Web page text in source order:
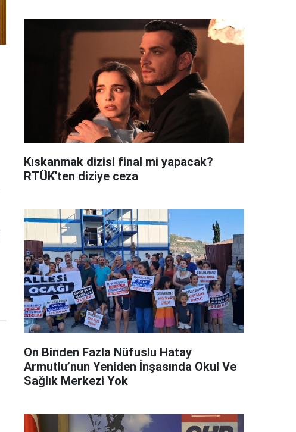
Kıskanmak dizisi final mi yapacak?
RTÜK'ten diziye ceza
On Binden Fazla Nüfuslu Hatay
Armutlu’nun Yeniden İnşasında Okul Ve
Sağlık Merkezi Yok